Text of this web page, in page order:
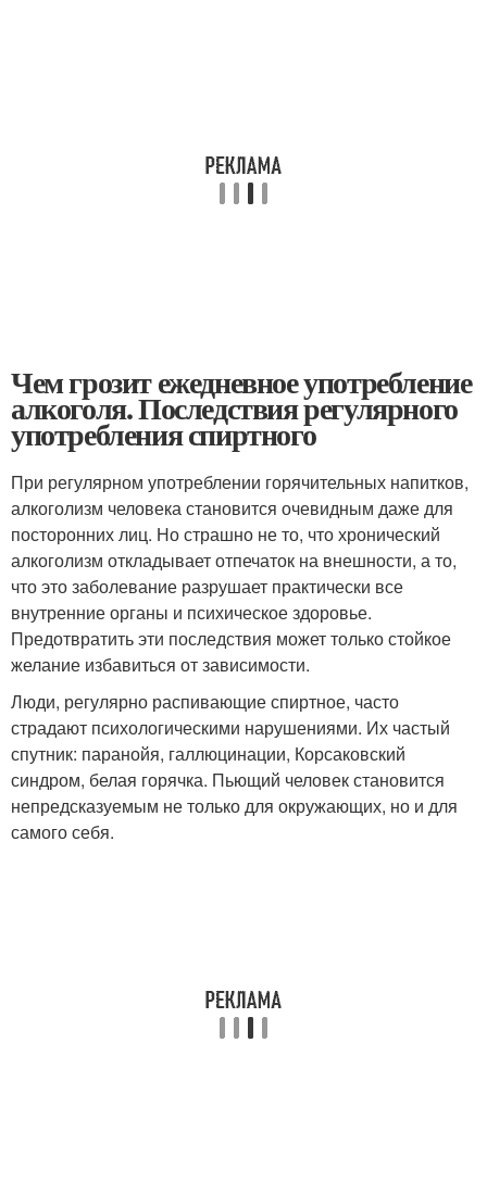
Чем грозит ежедневное употребление
алкоголя. Последствия регулярного
употребления спиртного
При регулярном употреблении горячительных напитков,
алкоголизм человека становится очевидным даже для
посторонних лиц. Но страшно не то, что хронический
алкоголизм откладывает отпечаток на внешности, а то,
что это заболевание разрушает практически все
внутренние органы и психическое здоровье.
Предотвратить эти последствия может только стойкое
желание избавиться от зависимости.
Люди, регулярно распивающие спиртное, часто
страдают психологическими нарушениями. Их частый
спутник: паранойя, галлюцинации, Корсаковский
синдром, белая горячка. Пьющий человек становится
непредсказуемым не только для окружающих, но и для
самого себя.